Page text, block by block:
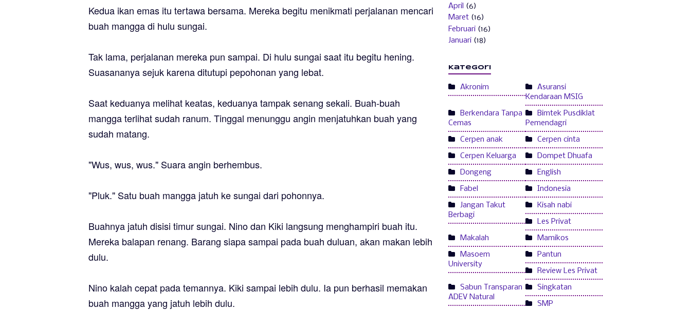
Kedua ikan emas itu tertawa bersama. Mereka begitu menikmati perjalanan mencari
buah mangga di hulu sungai.
Tak lama, perjalanan mereka pun sampai. Di hulu sungai saat itu begitu hening.
Suasananya sejuk karena ditutupi pepohonan yang lebat.
Saat keduanya melihat keatas, keduanya tampak senang sekali. Buah-buah
mangga terlihat sudah ranum. Tinggal menunggu angin menjatuhkan buah yang
sudah matang.
"Wus, wus, wus." Suara angin berhembus.
"Pluk." Satu buah mangga jatuh ke sungai dari pohonnya.
Buahnya jatuh disisi timur sungai. Nino dan Kiki langsung menghampiri buah itu.
Mereka balapan renang. Barang siapa sampai pada buah duluan, akan makan lebih
dulu.
Nino kalah cepat pada temannya. Kiki sampai lebih dulu. Ia pun berhasil memakan
buah mangga yang jatuh lebih dulu.
April (6)
Maret (16)
Februari (16)
Januari (18)
Kategori
Akronim
Asuransi
Kendaraan MSIG
Berkendara Tanpa
Cemas
Bimtek Pusdiklat
Pemendagri
Cerpen anak
Cerpen cinta
Cerpen Keluarga
Dompet Dhuafa
Dongeng
English
Fabel
Indonesia
Jangan Takut
Berbagi
Kisah nabi
Les Privat
Makalah
Mamikos
Masoem
University
Pantun
Review Les Privat
Sabun Transparan
ADEV Natural
Singkatan
SMP